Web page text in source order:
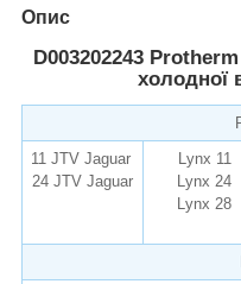
Опис
D003202243
холодної
11 JTV Jaguar
24 JTV Jaguar
Lynx 11
Lynx 24
Lynx 28